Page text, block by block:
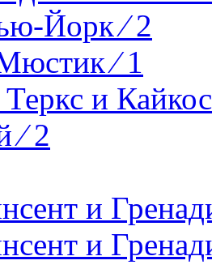
Йорк ⁄ 2
⁄ 1
и Кайкос
⁄ 2
и
и